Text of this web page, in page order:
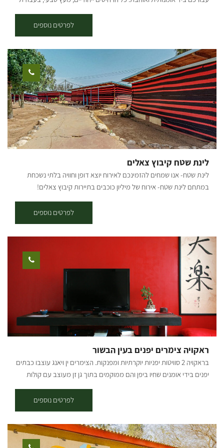
אירוח רומנטיים לזוגות ומשפחות. מה בבקתה? בכל בקתה שני חדרי שינה
נפרדים עם מיטות אפריון ומזגן בכל חדר, טלויזיה עם יציאות לחיבורים,
yes, חיבור לאינטרנט אלחוטי. ג'קוזי משולב עם מקלחת. בבקתות הג'קוזי
גדול במיוחד, מטבח מאובזר עם כלים לבישול, מיקרוגל וכירה חשמלית.
לשומרי שבת פלטה ומיחם. מחוץ לבקתה: יציאה למרפסת מקורה גינה
יפיפייה ומטופחת עם מגוון צמחי תבלין לקטיף עצמי, ערסלים ופינת מנגל.
בחצר הצימרים בריכת דגי נוי גדולה מתחת לגשרון ציורי. ארוחת בוקר
עשירה מוגשת תמורת תשלום בחוות הקרובות. בקיץ בריכת שחייה של
המושב ללא תשלום. לא ניתן להביא בעלי חיים.
לפרטים נוספים
לינת שטח קיבוץ צאלים
לינת שטח- אנו שמחים להזמינכם לאירוח יוצא דופן וחוויה בלתי נשכחת
במתחם לינת שטח- אירוח של מיליון כוכבים בתיירות קיבוץ צאלים!
כוכבים ושקט פסטורלי בלב המדבר. במתחם סוכות לינה מוארות מרווחות
ונעימות, מטבח מאובזר לשימוש האורחים הכולל מקררים, כיורים ושולחן
עבודה, כירת גז ומנגלים, פינות למדורה, שולחנות קק"ל, שירותים ומקלחות
נקודות חשמל, שולחנות וספסלים. אירוח בקיבוץ צאלים היושב על נחל
הבשור במועצה האזורית אשכול, מקנה לכם בנוסף למתחם לינת השטח
כולל אמצ"ש וסופ"ש כולל דרום אדום בריכה- בריכת שחייה חצי אולימפית
יפהפייה, מטופחת ומטופחת, מגרשי ספורט, כדורעף חופים, טניס, כדורסל
וכדורגל. אירועים- המקום המושלם לאירוע שלכם! תנו לנו להפוך את
האירוע שלכם לחוויה בלתי נשכחת. אירועי חברה, ימי כיף וגיבוש,
הולדת ועוד. ארוחת בוקר בתוספת תשלום והזמנה מראש
לפרטים נוספים
ראקויה צימרים יפנים בעין הבשור
בראקויה 2 סוויטות יפניות יוקרתיות ומפנקות. הצימרים ין ויאנג עוצבו כבתים
יפנים בידי אומנים שחיו ביפן והם ממוקמים בתוך גן זן מעוצב עם קולות
מפלט מרעש העיר או סתם רוצים להתפנק, פה תוכלו למצוא המון שקט יופי
ואנרגיות... בצימר-ג'קוזי בחדר אמבטיה מעוצב, ריהוט בסגנון יפני, מטבח
מאובזר, מכונת אספרסו, עוגיות הבית, נרות, טלוויזיה בכבלים וחיבור
לאינטרנט. להשלמת החוויה עיסויים מפנקים וסדנאות שונות: הכנת סושי,
לפרטים נוספים